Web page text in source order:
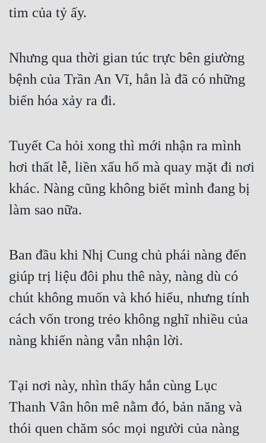
tim của tỷ ấy.
Nhưng qua thời gian túc trực bên giường
bệnh của Trần An Vĩ, hẳn là đã có những
biến hóa xảy ra đi.
Tuyết Ca hỏi xong thì mới nhận ra mình
hơi thất lễ, liền xấu hổ mà quay mặt đi nơi
khác. Nàng cũng không biết mình đang bị
làm sao nữa.
Ban đầu khi Nhị Cung chủ phái nàng đến
giúp trị liệu đôi phu thê này, nàng dù có
chút không muốn và khó hiểu, nhưng tính
cách vốn trong trẻo không nghĩ nhiều của
nàng khiến nàng vẫn nhận lời.
Tại nơi này, nhìn thấy hắn cùng Lục
Thanh Vân hôn mê nằm đó, bản năng và
thói quen chăm sóc mọi người của nàng